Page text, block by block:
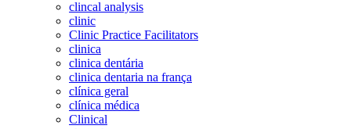
clincal analysis
clinic
Clinic Practice Facilitators
clinica
clinica dentária
clinica dentaria na frança
clínica geral
clínica médica
Clinical